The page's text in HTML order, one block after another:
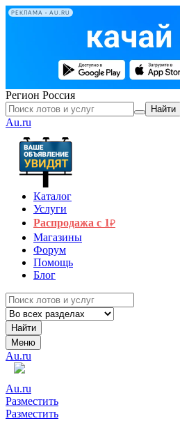
РЕКЛАМА • AU.RU
Регион Россия
Найти
Au.ru
Каталог
Услуги
Распродажа с 1₽
Магазины
Форум
Помощь
Блог
Найти
Меню
Au.ru
Au.ru
Разместить
Разместить